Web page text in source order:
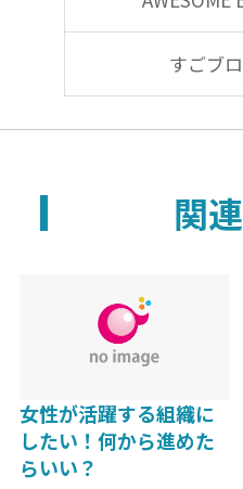
すごブロ
関
女性が活躍する組織に
したい！何から進めた
らいい？